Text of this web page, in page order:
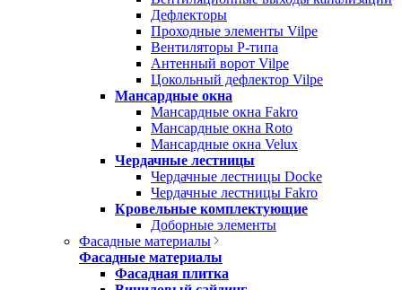
Дефлекторы
Проходные элементы Vilpe
Вентиляторы P-типа
Антенный ворот Vilpe
Цокольный дефлектор Vilpe
Мансардные окна
Мансардные окна Fakro
Мансардные окна Roto
Мансардные окна Velux
Чердачные лестницы
Чердачные лестницы Docke
Чердачные лестницы Fakro
Кровельные комплектующие
Доборные элементы
Фасадные материалы
Фасадные материалы
Фасадная плитка